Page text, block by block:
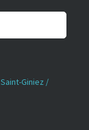
Giniez /